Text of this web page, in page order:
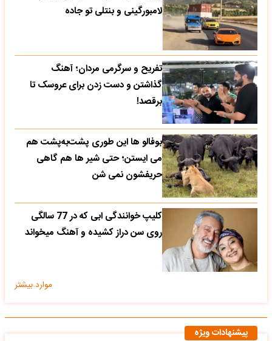
لامبورگینی و بنتلی تو جاده
تفریح و سرگرمی مردان؛ آهنگ
گذاشتن و دست زدن برای عروسک تا
برقصد!
بوفالو ها این‌ طوری پشت‌به‌پشت هم
می‌ ایستن؛ حتی شیر ها هم گاهی
حریفشون نمی‌ شن
کلیپ خوانندگی ابی که در 77 سالگی
روی سن دراز کشیده و آهنگ میخواند
موارد بیشتر
پیشنهادات ویژه